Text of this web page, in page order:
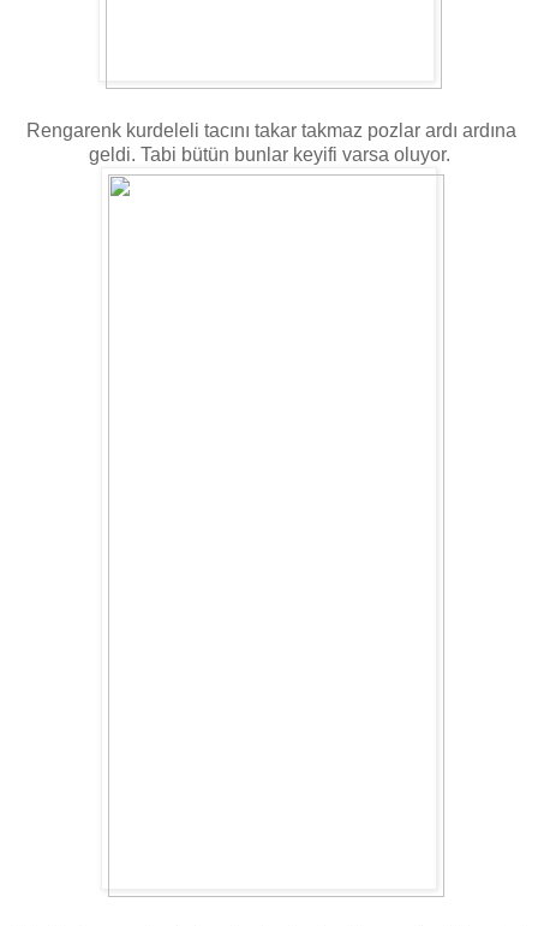
Rengarenk kurdeleli tacını takar takmaz pozlar ardı ardına
geldi. Tabi bütün bunlar keyifi varsa oluyor.